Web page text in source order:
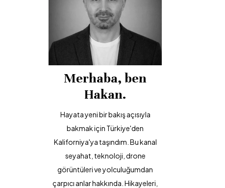
Merhaba, ben
Hakan.
Hayata yeni bir bakış açısıyla
bakmak için Türkiye'den
Kaliforniya'ya taşındım. Bu kanal
seyahat, teknoloji, drone
görüntüleri ve yolculuğumdan
çarpıcı anlar hakkında. Hikayeleri,